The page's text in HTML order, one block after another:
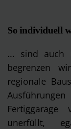
So individuell
... sind auch
begrenzen
regionale
unerfüllt,